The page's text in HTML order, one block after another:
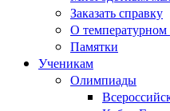
Заказать справку
О
Памятки
Ученикам
Олимпиады